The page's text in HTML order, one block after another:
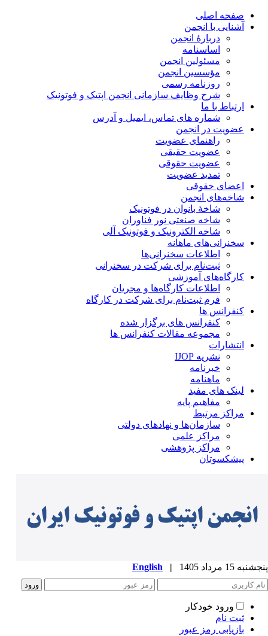
صفحه اصلی
آشنایی با انجمن
دربارۀ انجمن
اساسنامه
مسئولین انجمن
مؤسسین انجمن
روزنامه رسمی
شرح وظایف سازمانی انجمن اپتیک و فوتونیک
ارتباط با ما
شماره های تماس، ایمیل و آدرس
عضویت در انجمن
راهنمای عضویت
عضویت حقیقی
عضویت حقوقی
تمدید عضویت
اعضای حقوقی
شاخه‌های انجمن
شاخۀ بانوان در فوتونیک
شاخه صنعتی نور فناوران
شاخه‌ الکترونیک و فوتونیک آلی
سخنرانی‌های ماهانه
اطلاعات سخنرانی‌‌ها
ثبت‌نام برای شرکت در سخنرانی
کارگاه‌های آموزشی
اطلاعات کارگاه‌ها و مجریان
فرم ثبت‌نام برای شرکت در کارگاه
کنفرانس ها
کنفرانس های برگزار شده
مجموعه مقالات کنفرانس ها
انتشارات
نشریه IJOP
خبرنامه
ماهنامه
لینک های مفید
مفاهیم پایه
مراکز مرتبط
سازمان‌ها و نهادهای دولتی
مراکز علمی
مراکز پژوهشی
پیشکسوتان
15 مرداد 1405 |
English
ورود خودکار
ثبت نام
بازیابی رمز عبور